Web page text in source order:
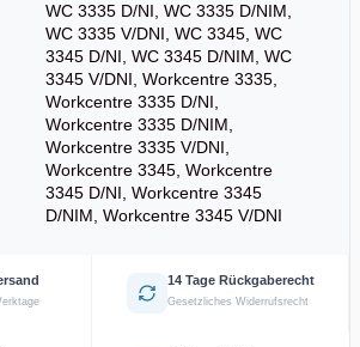
WC 3335 D/NI, WC 3335 D/NIM,
WC 3335 V/DNI, WC 3345, WC
3345 D/NI, WC 3345 D/NIM, WC
3345 V/DNI, Workcentre 3335,
Workcentre 3335 D/NI,
Workcentre 3335 D/NIM,
Workcentre 3335 V/DNI,
Workcentre 3345, Workcentre
3345 D/NI, Workcentre 3345
D/NIM, Workcentre 3345 V/DNI
14 Tage Rückgaberecht
Gesetzliches Widerrufsrecht